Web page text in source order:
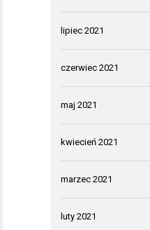
lipiec 2021
czerwiec 2021
maj 2021
kwiecień 2021
marzec 2021
luty 2021